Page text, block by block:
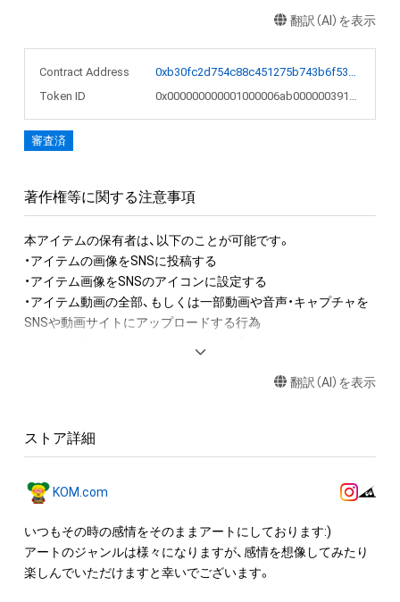
翻訳（AI）を表示
Contract Address
Token ID
審査済
著作権等に関する注意事項
本アイテムの保有者は、以下のことが可能です。
・アイテムの画像をSNSに投稿する
・アイテム画像をSNSのアイコンに設定する
・アイテム動画の全部、もしくは一部動画や音声・キャプチャを
SNSや動画サイトにアップロードする行為
・アイテムの画像を使用してメッセージカードを制作し友達に
アイテムに関する注意事項
ロゴ等を含みますがこれらに限られません。)にかかる知的財産
権(著作権、特許権、実用新案権、商標権、意匠権その他の知的財
産権(それらの権利を取得し、又はそれらの権利につき登録等を
出願する権利を含みます。)を意味します。)は、本アイテムの著
作権を有する方、著作隣接権の権利者またはその管理委託を受
翻訳（AI）を表示
ストア詳細
KOM.com
いつもその時の感情をそのままアートにしております:)
アートのジャンルは様々になりますが、感情を想像してみたり
楽しんでいただけますと幸いでございます。